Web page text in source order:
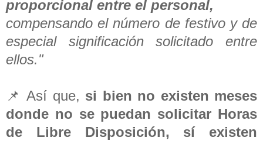
proporcional entre el personal,
compensando el número de festivo y de
especial significación solicitado entre
ellos."
📌 Así que, si bien no existen meses
donde no se puedan solicitar Horas
de Libre Disposición, sí existen